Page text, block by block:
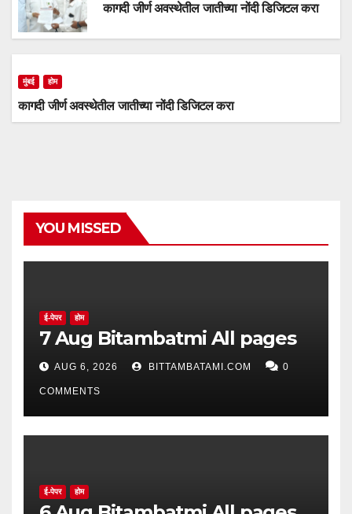
कागदी जीर्ण अवस्थेतील जातीच्या नोंदी डिजिटल करा
मुंबई होम
कागदी जीर्ण अवस्थेतील जातीच्या नोंदी डिजिटल करा
YOU MISSED
ई-पेपर होम
7 Aug Bitambatmi All pages
AUG 6, 2026 BITTAMBATAMI.COM 0
COMMENTS
ई-पेपर होम